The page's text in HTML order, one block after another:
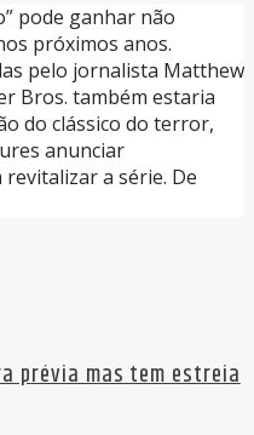
pode ganhar não
próximos anos.
pelo jornalista Matthew
Bros. também estaria
do clássico do terror,
anunciar
a série. De
prévia mas tem estreia